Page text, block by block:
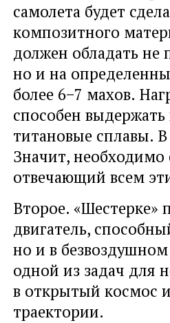
самолета будет
композитного
должен обладать не
но и на
более 6−7 махов.
способен
титановые сплавы.
Значит,
отвечающий всем
Второе.
двигатель,
но и в
одной из задач для
в открытый космос
траектории.